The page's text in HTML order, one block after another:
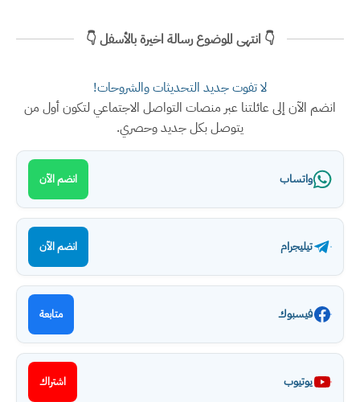
👇 انتهى الموضوع رسالة اخيرة بالأسفل 👇
لا تفوت جديد التحديثات والشروحات!
انضم الآن إلى عائلتنا عبر منصات التواصل الاجتماعي لتكون أول من
يتوصل بكل جديد وحصري.
واتساب انضم الآن
تيليجرام انضم الآن
فيسبوك متابعة
يوتيوب اشتراك